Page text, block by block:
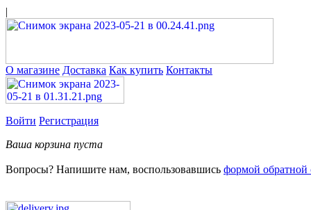
|
О магазине Доставка Как купить Контакты
Войти Регистрация
Ваша корзина пуста
Вопросы? Напишите нам, воспользовавшись формой обратной